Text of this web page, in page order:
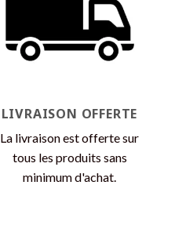
LIVRAISON OFFERTE
La livraison est offerte sur
tous les produits sans
minimum d'achat.